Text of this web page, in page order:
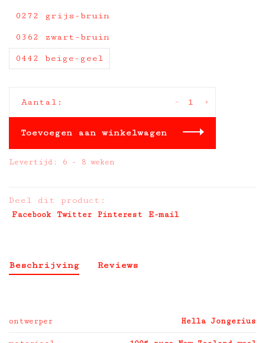
0272 grijs-bruin
0362 zwart-bruin
0442 beige-geel
Aantal: +
-
Toevoegen aan winkelwagen
Levertijd: 6 - 8 weken
Deel dit product:
Facebook Twitter Pinterest E-mail
Beschrijving Reviews
ontwerper Hella Jongerius